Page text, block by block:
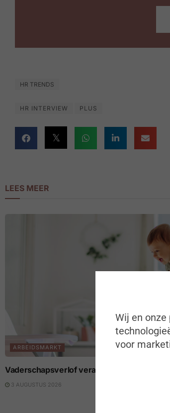
HR TRENDS
HR INTERVIEW PLUS
LEES MEER
ARBEIDSMARKT
Vaderschapsverlof verandert de loopbaan
3 AUGUSTUS 2026
Wij en
voor